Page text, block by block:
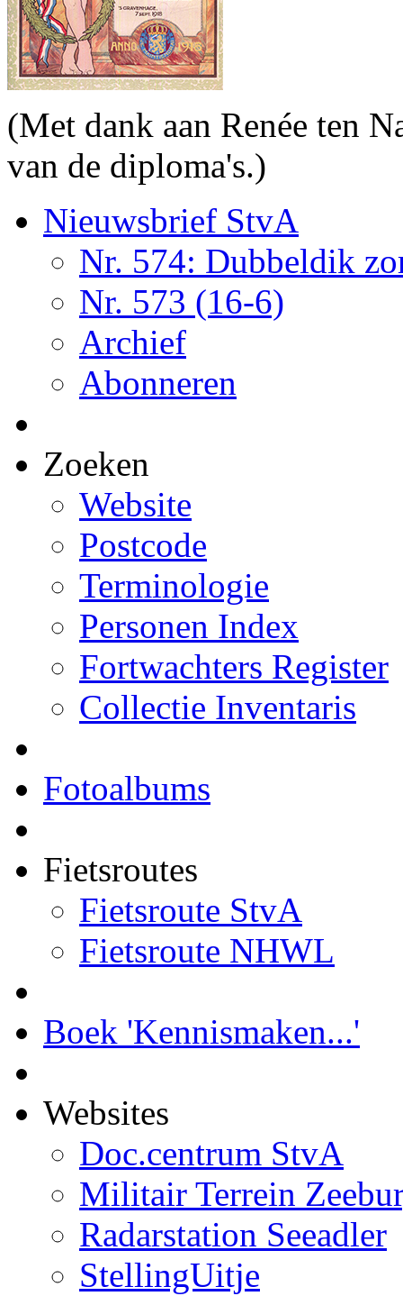
(Met dank aan Renée ten
van de diploma's.)
Nieuwsbrief StvA
Nr. 574: Dubbeldik
Nr. 573 (16-6)
Archief
Abonneren
Zoeken
Website
Postcode
Terminologie
Personen Index
Fortwachters Register
Collectie Inventaris
Fotoalbums
Fietsroutes
Fietsroute StvA
Fietsroute NHWL
Boek 'Kennismaken...'
Websites
Doc.centrum StvA
Militair Terrein
Radarstation Seeadler
StellingUitje